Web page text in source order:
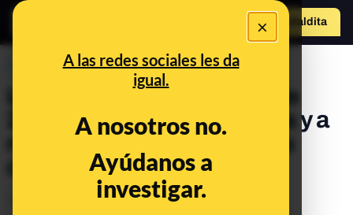
×
A las redes sociales les da
igual.
A nosotros no.
Ayúdanos a
investigar.
Hazte Maldito
PREBUNKING
Las temperaturas récord de
2022 en España, en Europa y a
nivel mundial que te hemos
contado en Maldito Clima